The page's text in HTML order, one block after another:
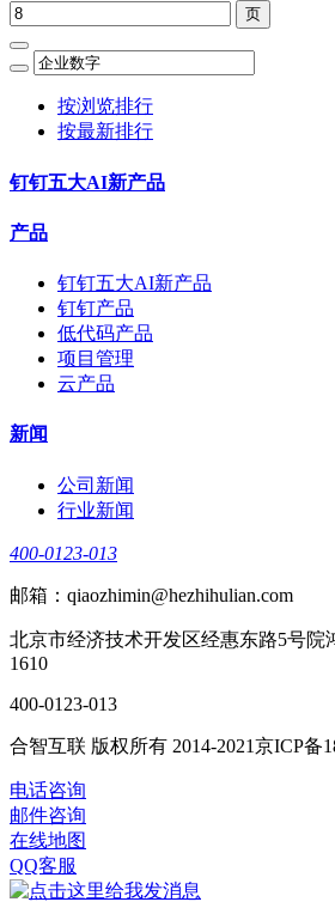
按浏览排行
按最新排行
钉钉五大AI新产品
产品
钉钉五大AI新产品
钉钉产品
低代码产品
项目管理
云产品
新闻
公司新闻
行业新闻
400-0123-013
邮箱：qiaozhimin@hezhihulian.com
北京市经济技术开发区经惠东路5号院
1610
400-0123-013
合智互联 版权所有 2014-2021京ICP备
电话咨询
邮件咨询
在线地图
QQ客服